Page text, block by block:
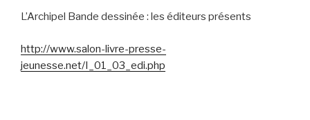
L’Archipel Bande dessinée : les éditeurs présents
http://www.salon-livre-presse-
jeunesse.net/I_01_03_edi.php